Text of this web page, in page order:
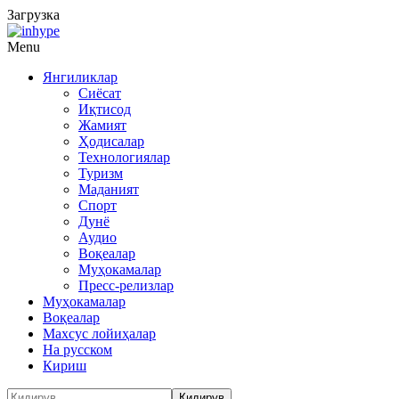
Загрузка
Menu
Янгиликлар
Сиёсат
Иқтисод
Жамият
Ҳодисалар
Технологиялар
Туризм
Маданият
Спорт
Дунё
Аудио
Воқеалар
Муҳокамалар
Пресс-релизлар
Муҳокамалар
Воқеалар
Махсус лойиҳалар
На русском
Кириш